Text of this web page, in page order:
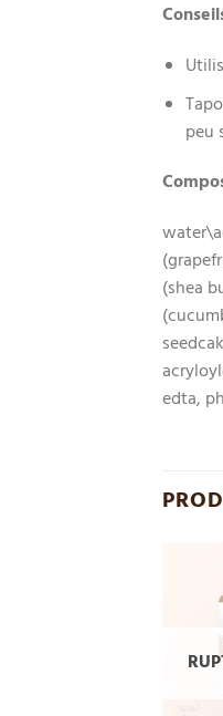
peu
(shea
edta,